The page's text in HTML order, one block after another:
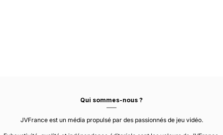
Qui sommes-nous ?
JVFrance est un média propulsé par des passionnés de jeu vidéo.